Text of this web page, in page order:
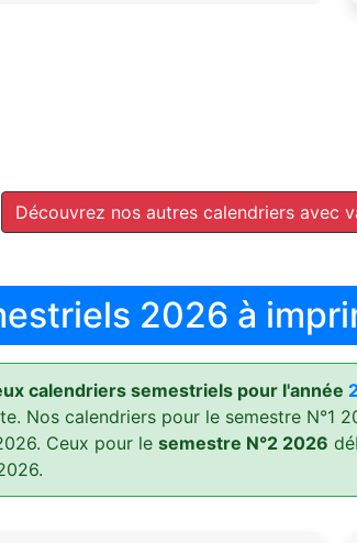
Découvrez nos autres calendriers avec
2026 à
calendriers semestriels pour l'année
Nos calendriers pour le semestre N°1
Ceux pour le semestre N°2 2026